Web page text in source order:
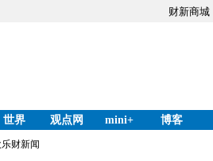
财新商城
世界 观点网 mini+ 博客
财新闻